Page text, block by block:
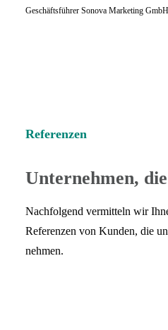
Geschäftsführer Sonova Marketing GmbH
Referenzen
Unternehmen,
Nachfolgend vermitteln wir
Referenzen von Kunden, die
nehmen.